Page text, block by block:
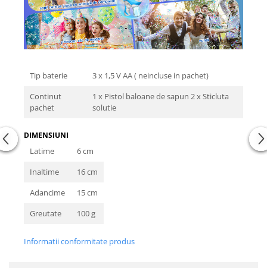
Tip baterie
3 x 1,5 V AA ( neincluse in pachet)
Continut
pachet
1 x Pistol baloane de sapun 2 x Sticluta
solutie
DIMENSIUNI
Latime
6 cm
Inaltime
16 cm
Adancime
15 cm
Greutate
100 g
Informatii conformitate produs